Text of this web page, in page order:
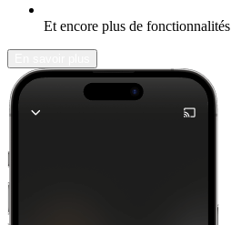
Et encore plus de fonctionnalités